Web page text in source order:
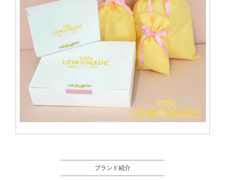
ブランド紹介